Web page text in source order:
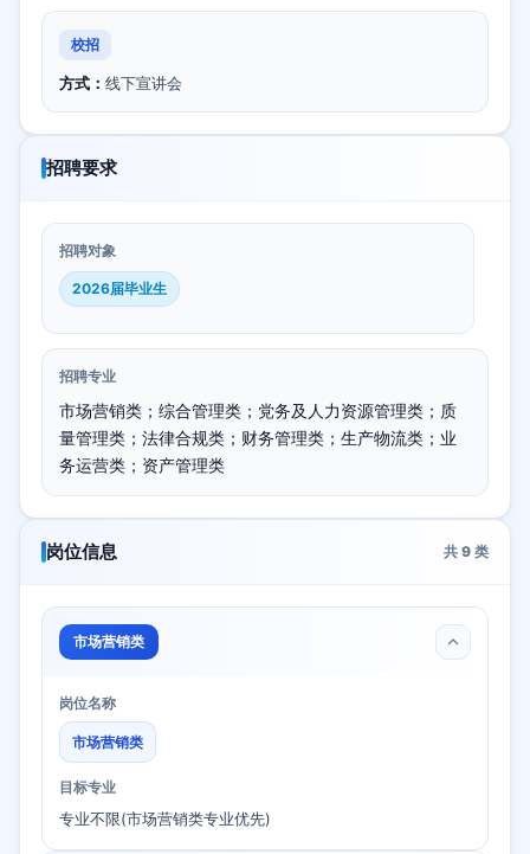
校招
方式： 线下宣讲会
招聘要求
招聘对象
2026届毕业生
招聘专业
市场营销类；综合管理类；党务及人力资源管理类；质
量管理类；法律合规类；财务管理类；生产物流类；业
务运营类；资产管理类
岗位信息 共 9 类
市场营销类
岗位名称
市场营销类
目标专业
专业不限(市场营销类专业优先)